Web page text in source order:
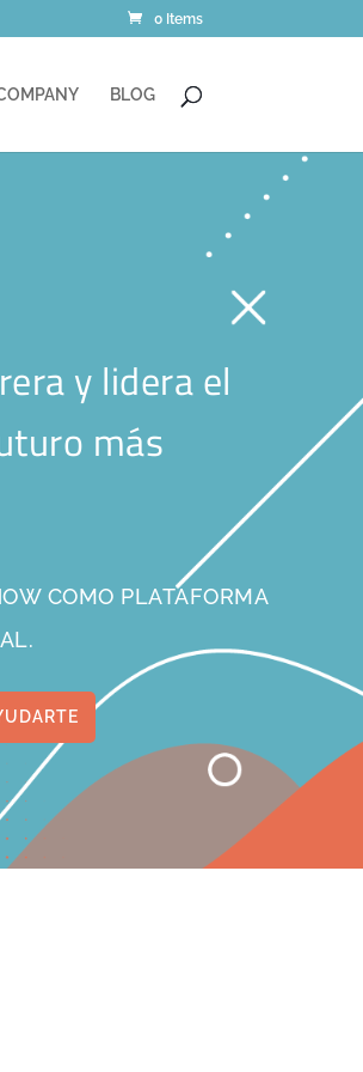
0 Items
BLOG
y lidera el
más
COMO PLATAFORMA